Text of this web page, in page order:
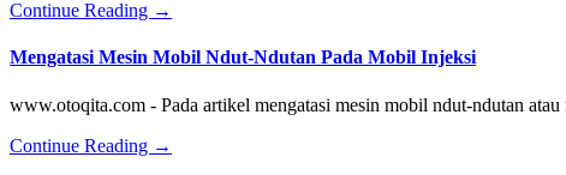
Pengapian
Konvensional
Pada
Lama
Continue Reading about
Hemat
Spare
Part
Asli
→
Mengatasi Mesin Mobil Ndut-Ndutan Pada Mobil Injeksi
www.otoqita.com - Pada artikel mengatasi mesin mobil ndut-ndutan
Continue Reading about
→